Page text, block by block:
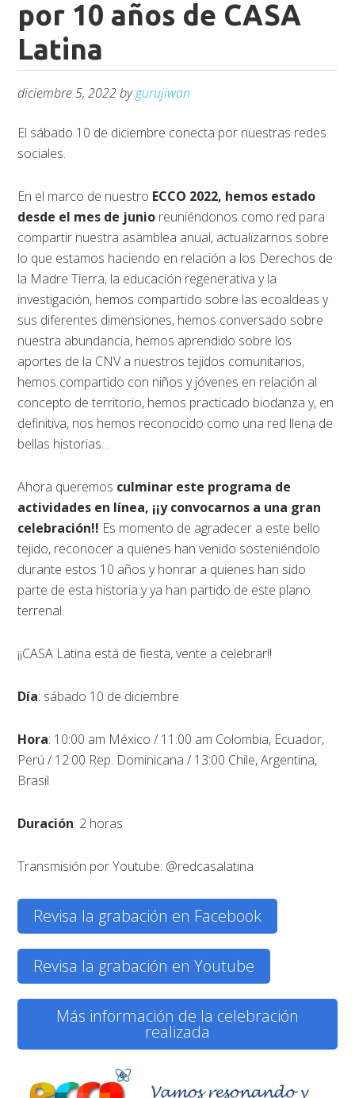
por 10 años de CASA
Latina
diciembre 5, 2022bygurujiwan
El sábado 10 de diciembre conecta por nuestras redes
sociales.
En el marco de nuestro ECCO 2022, hemos estado
desde el mes de junio reuniéndonos como red para
compartir nuestra asamblea anual, actualizarnos sobre
lo que estamos haciendo en relación a los Derechos de
la Madre Tierra, la educación regenerativa y la
investigación, hemos compartido sobre las ecoaldeas y
sus diferentes dimensiones, hemos conversado sobre
nuestra abundancia, hemos aprendido sobre los
aportes de la CNV a nuestros tejidos comunitarios,
hemos compartido con niños y jóvenes en relación al
concepto de territorio, hemos practicado biodanza y, en
definitiva, nos hemos reconocido como una red llena de
bellas historias…
Ahora queremos culminar este programa de
actividades en línea, ¡¡y convocarnos a una gran
celebración!! Es momento de agradecer a este bello
tejido, reconocer a quienes han venido sosteniéndolo
durante estos 10 años y honrar a quienes han sido
parte de esta historia y ya han partido de este plano
terrenal.
¡¡CASA Latina está de fiesta, vente a celebrar!!
Día: sábado 10 de diciembre
Hora: 10:00 am México / 11:00 am Colombia, Ecuador,
Perú / 12:00 Rep. Dominicana / 13:00 Chile, Argentina,
Brasil
Duración: 2 horas
Transmisión por Youtube: @redcasalatina
Revisa la grabación en Facebook
Revisa la grabación en Youtube
Más información de la celebración
realizada